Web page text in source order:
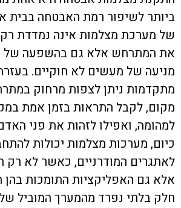
ביותר לשיפור רמת האבטחה בבית
של מערכת מצלמות אינה נמדדת
את המתרחש אלא גם בהשפעה של
מניעה של מעשים לא חוקיים.
מתקדמות ניתן לצפות מרחוק
מקום, לקבל התראות בזמן אמת
למהומה, ואפילו לזהות את פני
כיום, מערכות מצלמות יכולות
לאתגרים המודרניים, כאשר לא
אלא גם האפליקציות התומכות בהן
חלק בלתי נפרד מהמערך המוביל